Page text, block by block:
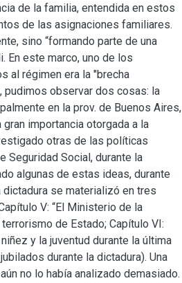
de la familia, entendida en estos
de las asignaciones familiares.
sino “formando parte de una
En este marco, uno de los
al régimen era la "brecha
pudimos observar dos cosas: la
en la prov. de Buenos Aires,
importancia otorgada a la
otras de las políticas
Seguridad Social, durante la
algunas de estas ideas, durante
se materializó en tres
V: “El Ministerio de la
de Estado; Capítulo VI:
y la juventud durante la última
durante la dictadura). Una
no lo había analizado demasiado.